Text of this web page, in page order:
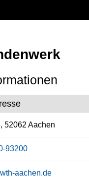
52062 Aachen
93200
aachen.de